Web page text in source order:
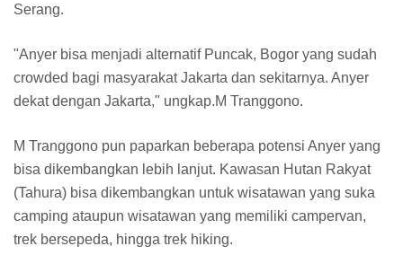
Serang.
"Anyer bisa menjadi alternatif Puncak, Bogor yang sudah
crowded bagi masyarakat Jakarta dan sekitarnya. Anyer
dekat dengan Jakarta," ungkap.M Tranggono.
M Tranggono pun paparkan beberapa potensi Anyer yang
bisa dikembangkan lebih lanjut. Kawasan Hutan Rakyat
(Tahura) bisa dikembangkan untuk wisatawan yang suka
camping ataupun wisatawan yang memiliki campervan,
trek bersepeda, hingga trek hiking.